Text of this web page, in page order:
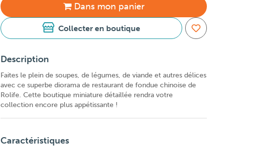
Dans mon panier
Collecter en boutique
Description
Faites le plein de soupes, de légumes, de viande et autres délices
avec ce superbe diorama de restaurant de fondue chinoise de
Rolife. Cette boutique miniature détaillée rendra votre
collection encore plus appétissante !
Caractéristiques